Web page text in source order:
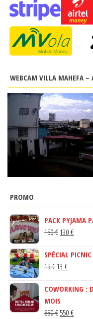
WEBCAM VILLA MAHEFA –
PROMO
PACK PYJAMA
150€ LE
INITIAL
ÉTAIT :
130 €LE
ACTUEL
SPÉCIAL
15€ LE
INITIAL
ÉTAIT :
15 €.
13 €LE
ACTUEL
13 €.
COWORKING :
MOIS
650€ LE
550 €LE